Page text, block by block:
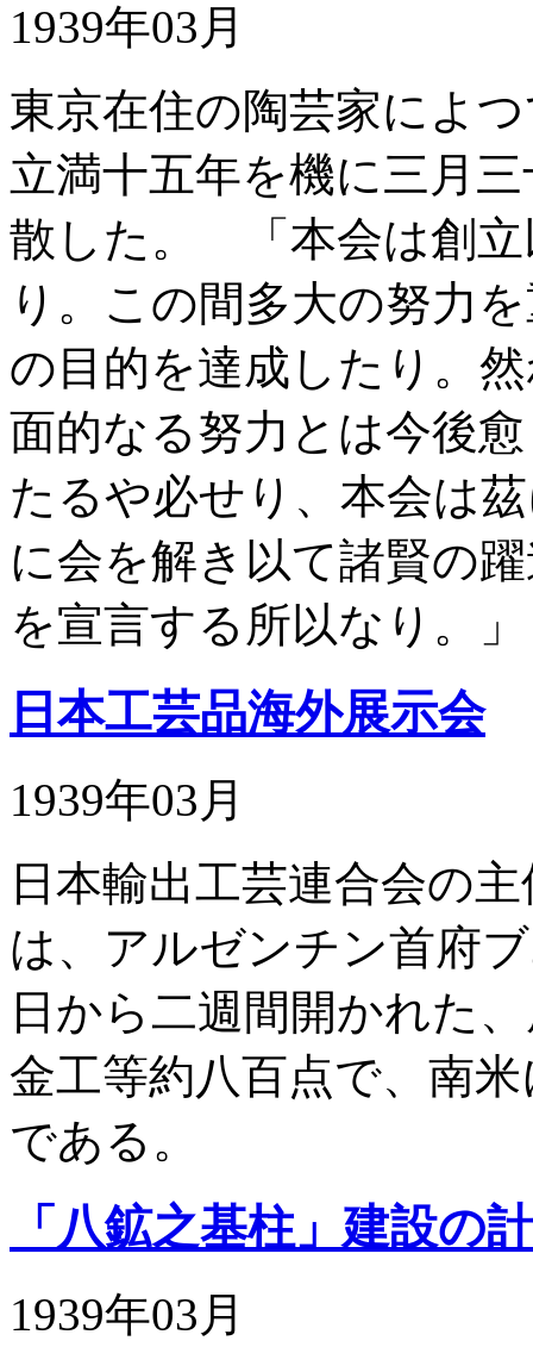
1939年03月
東京在住の陶芸家によ
立満十五年を機に三月
散した。 「本会は創立
り。この間多大の努力
の目的を達成したり。
面的なる努力とは今後
たるや必せり、本会は
に会を解き以て諸賢の
を宣言する所以なり。」
日本工芸品海外展示会
1939年03月
日本輸出工芸連合会の
は、アルゼンチン首府
日から二週間開かれた
金工等約八百点で、南
である。
「八鉱之基柱」建設の
1939年03月